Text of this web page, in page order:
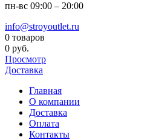
пн-вс 09:00 – 20:00
info@stroyoutlet.ru
0 товаров
0 руб.
Просмотр
Доставка
Главная
О компании
Доставка
Оплата
Контакты